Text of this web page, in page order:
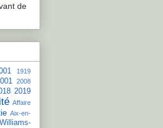
de
1919
2008
2019
Affaire
Aix-en-